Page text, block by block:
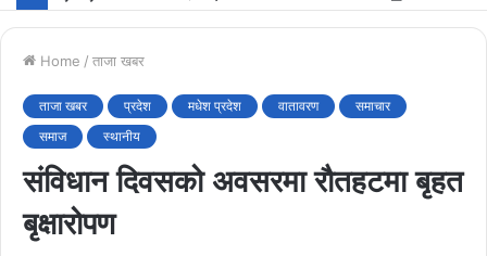
Home / ताजा खबर
ताजा खबर प्रदेश मधेश प्रदेश वातावरण
समाचार
समाज
स्थानीय
संविधान दिवसको अवसरमा राैतहटमा बृहत
बृक्षारोपण